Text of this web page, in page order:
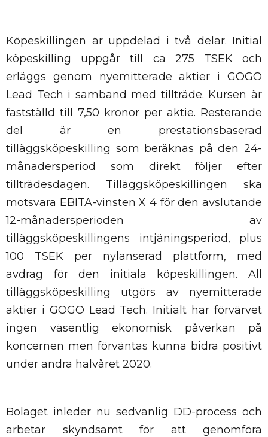
Köpeskillingen är uppdelad i två delar. Initial
köpeskilling uppgår till ca 275 TSEK och
erläggs genom nyemitterade aktier i GOGO
Lead Tech i samband med tillträde. Kursen är
fastställd till 7,50 kronor per aktie. Resterande
del är en prestationsbaserad
tilläggsköpeskilling som beräknas på den 24-
månadersperiod som direkt följer efter
tillträdesdagen. Tilläggsköpeskillingen ska
motsvara EBITA-vinsten X 4 för den avslutande
12-månadersperioden av
tilläggsköpeskillingens intjäningsperiod, plus
100 TSEK per nylanserad plattform, med
avdrag för den initiala köpeskillingen. All
tilläggsköpeskilling utgörs av nyemitterade
aktier i GOGO Lead Tech. Initialt har förvärvet
ingen väsentlig ekonomisk påverkan på
koncernen men förväntas kunna bidra positivt
under andra halvåret 2020.
Bolaget inleder nu sedvanlig DD-process och
arbetar skyndsamt för att genomföra